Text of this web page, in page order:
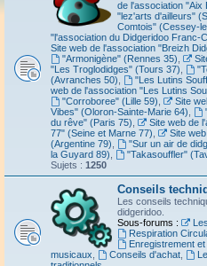
de l'association "Aix
"lez'arts d'ailleurs"
Comtois" (Cessey-
"l'association du Didgeridoo Franc-
Site web de l'association "Breizh
"Armonigène" (Rennes 35)
"Les Troglodidges" (Tours 37)
(Avranches 50)
"Les Lutins
web de l'association "Les Lutins
"Corroboree" (Lille 59)
Site
Vibes" (Oloron-Sainte-Marie 64)
du rêve" (Paris 75)
Site web de
77" (Seine et Marne 77)
Site
(Argentine 79)
"Sur un air de
la Guyard 89)
"Takasouffler"
Sujets : 1250
Conseils
Les conseils
didgeridoo.
Sous-forums :
Respiration
Enregistrement
musicaux
Conseils d'achat,